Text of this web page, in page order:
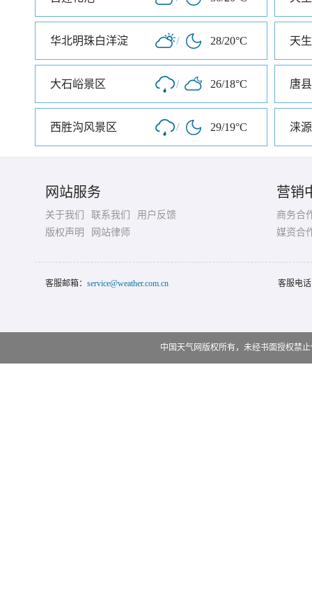
华北明珠白洋淀 / 28/20°C 天
大石峪景区 / 26/18°C
西胜沟风景区 / 29/19°C 涞
网站服务
关于我们 联系我们
用户反馈
版权声明
网站律师
营销
商务合
媒资合
客服邮箱： service@weather.com.cn 客服电
中国天气网版权所有，未经书面授权